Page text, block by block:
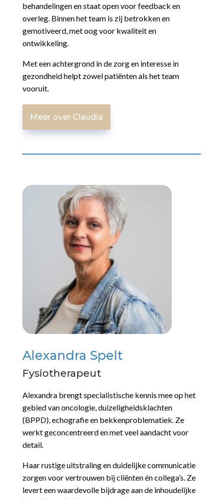
behandelingen en staat open voor feedback en
overleg. Binnen het team is zij betrokken en
gemotiveerd, met oog voor kwaliteit en
ontwikkeling.
Met een achtergrond in de zorg en interesse in
gezondheid helpt zowel patiënten als het team
vooruit.
Meer over Claudia
Alexandra Spelt
Fysiotherapeut
Alexandra brengt specialistische kennis mee op het
gebied van oncologie, duizeligheidsklachten
(BPPD), echografie en bekkenproblematiek. Ze
werkt geconcentreerd en met veel aandacht voor
detail.
Haar rustige uitstraling en duidelijke communicatie
zorgen voor vertrouwen bij cliënten én collega’s. Ze
levert een waardevolle bijdrage aan de inhoudelijke